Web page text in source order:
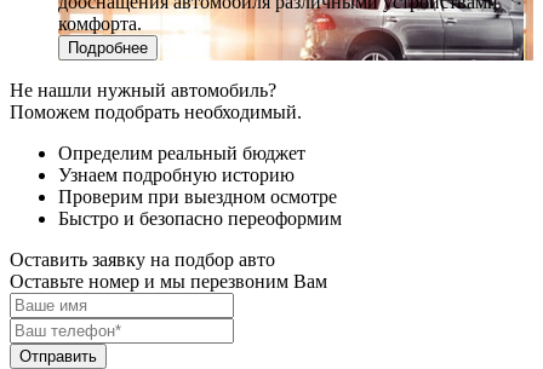
комфорта.
Подробнее
Не нашли нужный автомобиль?
Поможем подобрать необходимый.
Определим реальный бюджет
Узнаем подробную историю
Проверим при выездном осмотре
Быстро и безопасно переоформим
Оставить заявку на подбор авто
Оставьте номер и мы перезвоним Вам
Отправить